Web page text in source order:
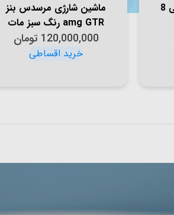
اسباب بازی سرسره توپی 8
ماشین شارژی مرسدس بنز
amg GTR رنگ سبز مات
کد 4065408
120,000,000 تومان